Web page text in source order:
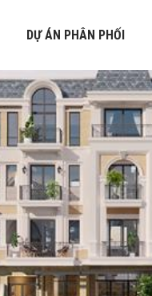
DỰ ÁN PHÂN PHỐI